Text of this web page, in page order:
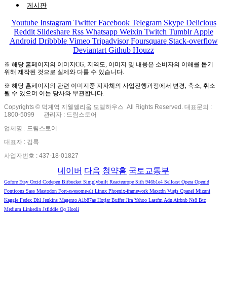
게시판
Youtube Instagram Twitter Facebook Telegram Skype Delicious
Reddit Slideshare Rss Whatsapp Weixin Twitch Tumblr Apple
Android Dribbble Vimeo Tripadvisor Foursquare Stack-overflow
Deviantart Github Houzz
※ 해당 홈페이지의 이미지CG, 지역도, 이미지 및 내용은 소비자의 이해를 돕기
위해 제작된 것으로 실제와 다를 수 있습니다.
※ 해당 홈페이지의 관련 이미지중 지자체의 사업진행과정에서 변경, 축소, 취소
될 수 있으며 이는 당사와 무관합니다.
Copyrights © 덕계역 지웰엘리움 모델하우스 All Rights Reserved. 대표문의 :
1800-5099 관리자 : 드림스토어
업체명 : 드림스토어
대표자 : 김록
사업자번호 : 437-18-01827
네이버 다음 청약홈 국토교통부
Gofore Etsy Orcid Codepen Bitbucket Simplybuilt Reacteurope Sith 946b1e4 Sellcast Opera Openid
Fonticons Sass Mastodon Fort-awesome-alt Linux Phoenix-framework Maxcdn Vuejs Cpanel Mizuni
Kaggle Fedex Dhl Jenkins Magento A1b87ae Hotjar Buffer Jira Yahoo Lastfm Adn Airbnb Ns8 Btc
Medium Linkedin Jsfiddle Qq Hooli